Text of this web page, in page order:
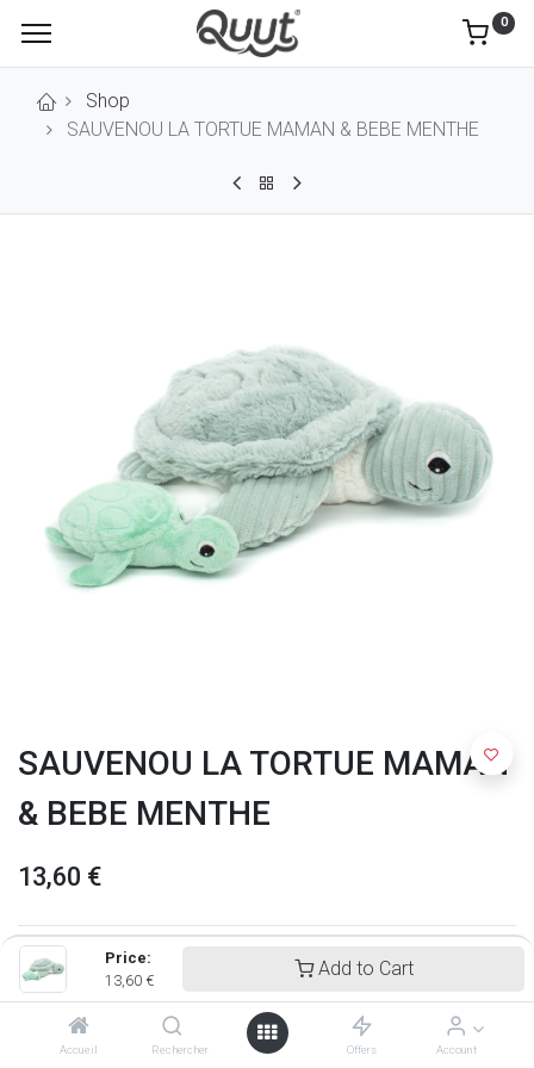
Price:
13,60 €
Add to Cart
Accueil Rechercher Offers Account
0
Shop
SAUVENOU LA TORTUE MAMAN & BEBE MENTHE
SAUVENOU LA TORTUE MAMAN
& BEBE MENTHE
13,60 €